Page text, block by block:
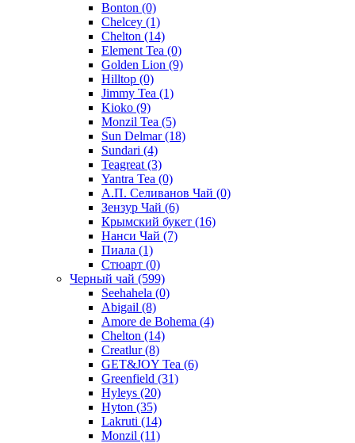
Bonton (0)
Chelcey (1)
Chelton (14)
Element Tea (0)
Golden Lion (9)
Hilltop (0)
Jimmy Tea (1)
Kioko (9)
Monzil Tea (5)
Sun Delmar(18)
Sundari (4)
Teagreat (3)
Yantra Tea (0)
А.П. Селиванов Чай (0)
Зензур Чай (6)
Крымский букет (16)
Нанси Чай (7)
Пиала (1)
Стюарт (0)
Черный чай (599)
Seehahela (0)
Abigail (8)
Amore de Bohema (4)
Chelton (14)
Creatlur(8)
GET&JOY Tea (6)
Greenfield (31)
Hyleys (20)
Hyton (35)
Lakruti (14)
Monzil (11)